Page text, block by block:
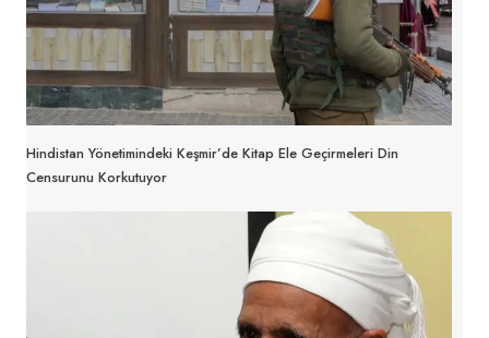
Hindistan Yönetimindeki Keşmir’de Kitap Ele Geçirmeleri Din
Censurunu Korkutuyor